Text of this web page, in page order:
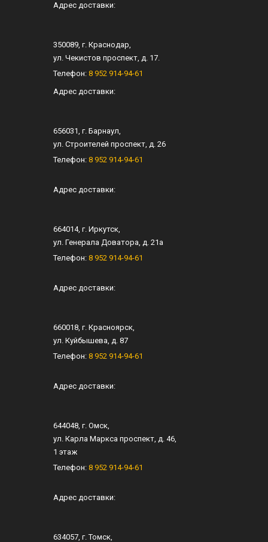
Адрес доставки:
350089, г. Краснодар,
ул. Чекистов проспект, д. 17.
Телефон: 8 952 914-94-61
Адрес доставки:
656031, г. Барнаул,
ул. Строителей проспект, д. 26
Телефон: 8 952 914-94-61
Адрес доставки:
664014, г. Иркутск,
ул. Генерала Доватора, д. 21а
Телефон: 8 952 914-94-61
Адрес доставки:
660018, г. Красноярск,
ул. Куйбышева, д. 87
Телефон: 8 952 914-94-61
Адрес доставки:
644048, г. Омск,
ул. Карла Маркса проспект, д. 46,
1 этаж
Телефон: 8 952 914-94-61
Адрес доставки:
634057, г.Томск,